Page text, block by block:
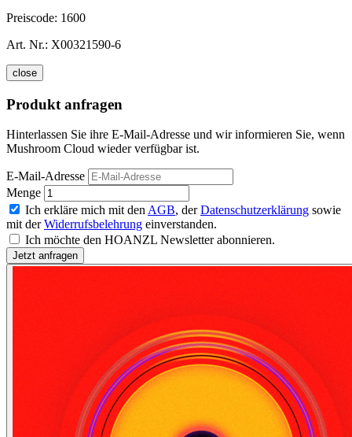
Preiscode: 1600
Art. Nr.: X00321590-6
close
Produkt anfragen
Hinterlassen Sie ihre E-Mail-Adresse und wir informieren Sie, wenn
Mushroom Cloud wieder verfügbar ist.
E-Mail-Adresse
Menge
Ich erkläre mich mit den AGB, derDatenschutzerklärung sowie
mit derWiderrufsbelehrung einverstanden.
Ich möchte den HOANZL Newsletter abonnieren.